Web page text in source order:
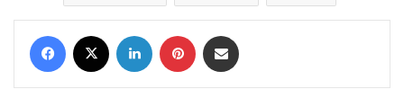
Facebook Linkedin Pinterest